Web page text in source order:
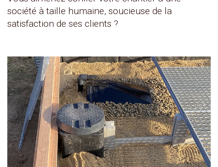
société à taille humaine, soucieuse de la
satisfaction de ses clients ?